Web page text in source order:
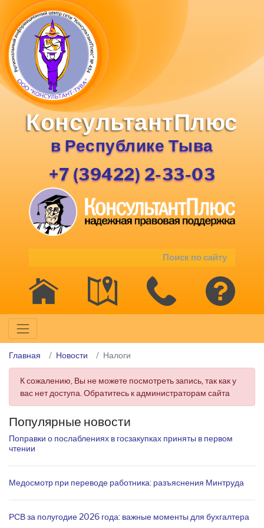
КонсультантПлюс
в Республике Тыва
+7 (39422) 2-33-03
Главная Новости Налоги
К сожалению, Вы не можете посмотреть запись, так как у
вас нет доступа. Обратитесь к администраторам сайта
Популярные новости
Поправки о послаблениях в госзакупках приняты в первом
чтении
Медосмотр при переводе работника: разъяснения Минтруда
РСВ за полугодие 2026 года: важные моменты для бухгалтера